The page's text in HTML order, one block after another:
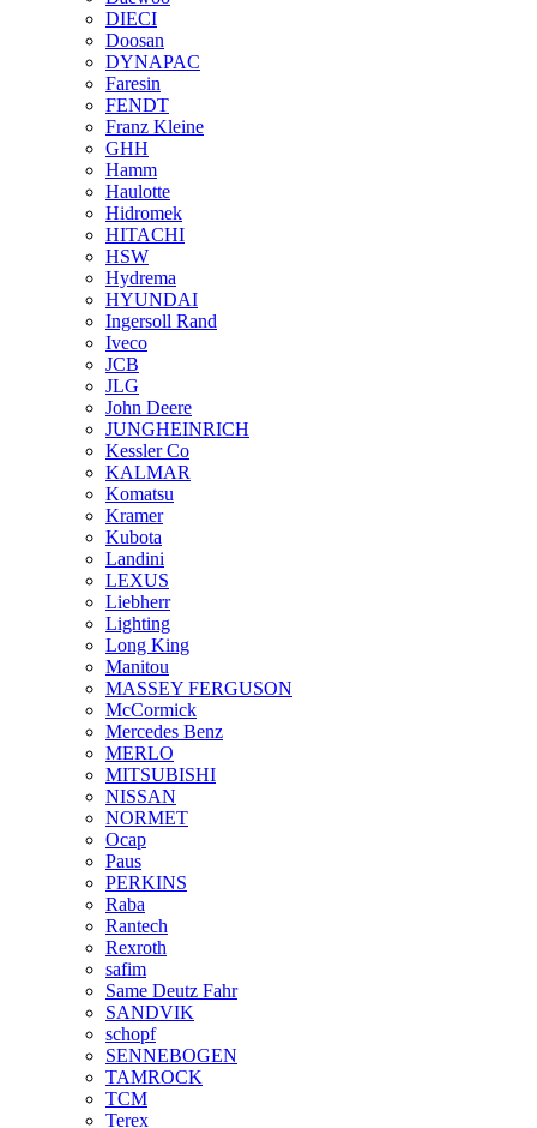
DIECI
Doosan
DYNAPAC
Faresin
FENDT
Franz Kleine
GHH
Hamm
Haulotte
Hidromek
HITACHI
HSW
Hydrema
HYUNDAI
Ingersoll Rand
Iveco
JCB
JLG
John Deere
JUNGHEINRICH
Kessler Co
KALMAR
Komatsu
Kramer
Kubota
Landini
LEXUS
Liebherr
Lighting
Long King
Manitou
MASSEY FERGUSON
McCormick
Mercedes Benz
MERLO
MITSUBISHI
NISSAN
NORMET
Ocap
Paus
PERKINS
Raba
Rantech
Rexroth
safim
Same Deutz Fahr
SANDVIK
schopf
SENNEBOGEN
TAMROCK
TCM
Terex